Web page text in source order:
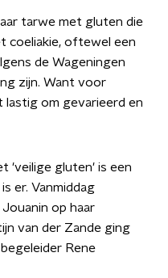
tarwe met gluten die
coeliakie, oftewel een
de Wageningen
zijn. Want voor
lastig om gevarieerd en
'veilige gluten' is een
er. Vanmiddag
op haar
van der Zande ging
Rene